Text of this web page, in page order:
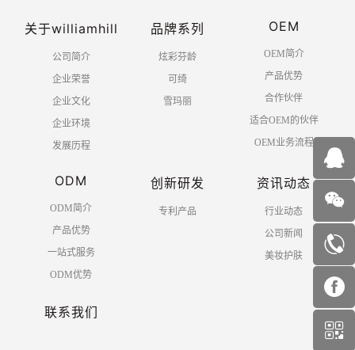
关于williamhill
公司简介
企业荣誉
企业文化
企业环境
发展历程
品牌系列
炫彩芬龄
可绮
雪玛丽
OEM
OEM简介
产品优势
合作伙伴
适合OEM的伙伴
OEM业务流程
ODM
ODM简介
产品优势
一站式服务
ODM优势
创新研发
专利产品
资讯动态
行业动态
公司新闻
美妆护肤
联系我们